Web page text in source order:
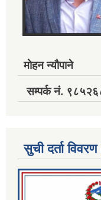
मोहन न्यौपाने
सम्पर्क नं.
सुची दर्ता